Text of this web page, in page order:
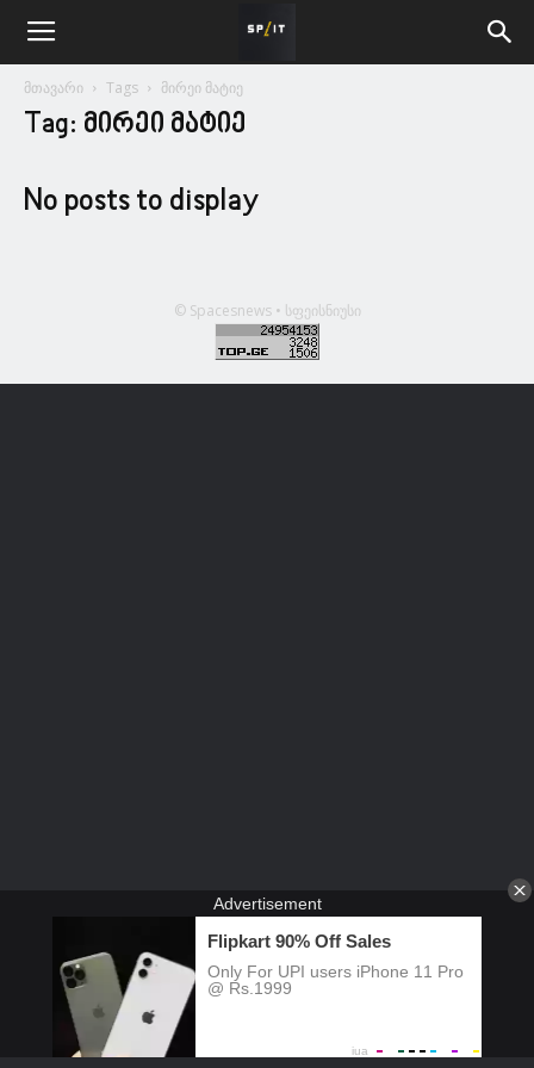
მთავარი Tags მირეი მატიე
Tag: მირეი მატიე
No posts to display
© Spacesnews • სფეისნიუსი